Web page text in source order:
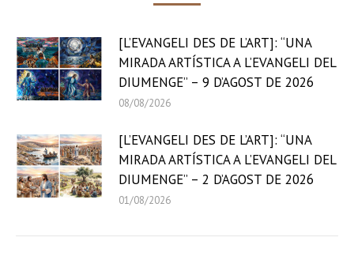
[L’EVANGELI DES DE L’ART]: “UNA
MIRADA ARTÍSTICA A L’EVANGELI DEL
DIUMENGE” – 9 D’AGOST DE 2026
08/08/2026
[L’EVANGELI DES DE L’ART]: “UNA
MIRADA ARTÍSTICA A L’EVANGELI DEL
DIUMENGE” – 2 D’AGOST DE 2026
01/08/2026